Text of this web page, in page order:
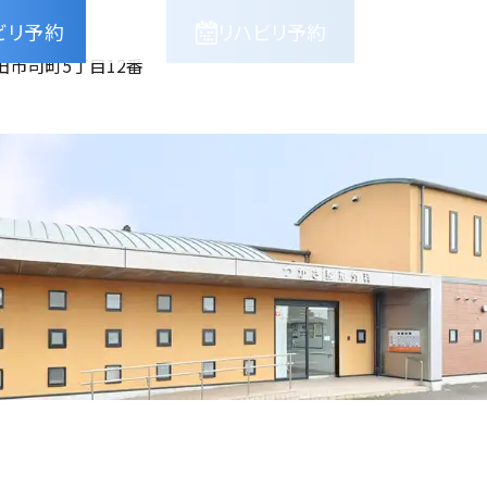
市司町5丁目12番
リ予約 リハビリ予約